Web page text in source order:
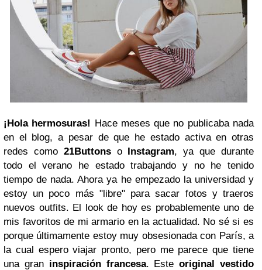
¡Hola hermosuras! Hace meses que no publicaba nada
en el blog, a pesar de que he estado activa en otras
redes como 21Buttonso Instagram, ya que durante
todo el verano he estado trabajando y no he tenido
tiempo de nada. Ahora ya he empezado la universidad y
estoy un poco más "libre" para sacar fotos y traeros
nuevos outfits. El look de hoy es probablemente uno de
mis favoritos de mi armario en la actualidad. No sé si es
porque últimamente estoy muy obsesionada con París, a
la cual espero viajar pronto, pero me parece que tiene
una gran inspiración francesa. Esteoriginal vestido